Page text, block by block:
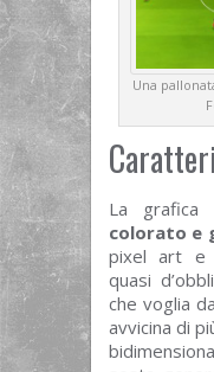
Una
La
colorato e
pixel art e
quasi
che voglia
avvicina di